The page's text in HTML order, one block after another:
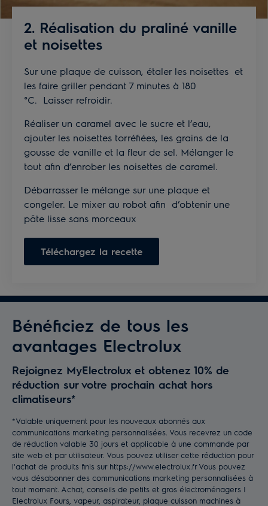
2. Réalisation du praliné vanille
et noisettes
Sur une plaque de cuisson, étaler les noisettes et
les faire griller pendant 7 minutes à 180
°C. Laisser refroidir.
Réaliser un caramel avec le sucre et l’eau,
ajouter les noisettes torréfiées, les grains de la
gousse de vanille et la fleur de sel. Mélanger le
tout afin d’enrober les noisettes de caramel.
Débarrasser le mélange sur une plaque et
congeler. Le mixer au robot afin d’obtenir une
pâte lisse sans morceaux
Téléchargez la recette
Bénéficiez de tous les
avantages Electrolux
Rejoignez MyElectrolux et obtenez 10% de
réduction sur votre prochain achat hors
climatiseurs*
*Valable uniquement pour les nouveaux abonnés aux
communications marketing personnalisées. Vous recevrez un code
de réduction valable 30 jours et applicable à une commande par
site web et par utilisateur. Vous pouvez utiliser cette réduction pour
l'achat de produits finis sur https://www.electrolux.fr Vous pouvez
vous désabonner des communications marketing personnalisées à
tout moment. Achat, conseils de petits et gros électroménagers |
Electrolux Fours, vapeur, aspirateur, plaque cuisson machines à